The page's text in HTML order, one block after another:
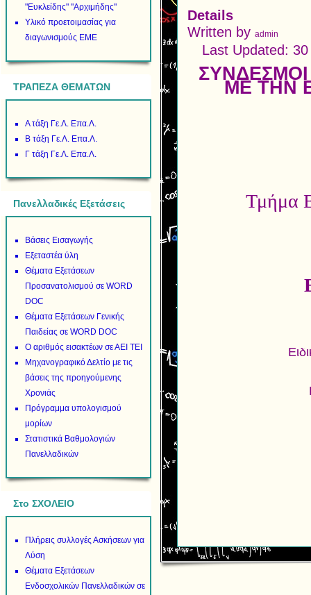
"Ευκλείδης" "Αρχιμήδης"
Υλικό προετοιμασίας για
διαγωνισμούς ΕΜΕ
ΤΡΑΠΕΖΑ ΘΕΜΑΤΩΝ
Α τάξη Γε.Λ. Επα.Λ.
Β τάξη Γε.Λ. Επα.Λ.
Γ τάξη Γε.Λ. Επα.Λ.
Πανελλαδικές Εξετάσεις
Βάσεις Εισαγωγής
Εξεταστέα ύλη
Θέματα Εξετάσεων
Προσανατολισμού σε WORD
DOC
Θέματα Εξετάσεων Γενικής
Παιδείας σε WORD DOC
Ο αριθμός εισακτέων σε ΑΕΙ ΤΕΙ
Μηχανογραφικό Δελτίο με τις
βάσεις της προηγούμενης
Χρονιάς
Πρόγραμμα υπολογισμού
μορίων
Στατιστικά Βαθμολογιών
Πανελλαδικών
Στο ΣΧΟΛΕΙΟ
Πλήρεις συλλογές Ασκήσεων για
Λύση
Θέματα Εξετάσεων
Ενδοσχολικών Πανελλαδικών σε
Details
Written byadmin
Last Updated:
ΜΕ ΤΗΝ
Τμήμα